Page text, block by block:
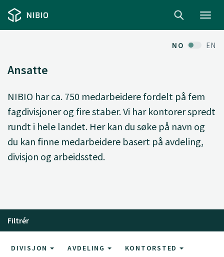
NO EN
Ansatte
NIBIO har ca. 750 medarbeidere fordelt på fem
fagdivisjoner og fire staber. Vi har kontorer spredt
rundt i hele landet. Her kan du søke på navn og
du kan finne medarbeidere basert på avdeling,
divisjon og arbeidssted.
Filtrér
DIVISJON AVDELING KONTORSTED